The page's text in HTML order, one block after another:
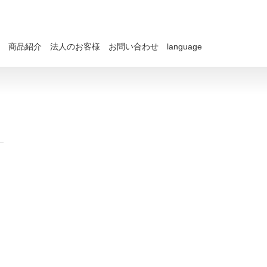
商品紹介 法人のお客様 お問い合わせ language